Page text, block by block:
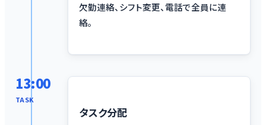
欠勤連絡、シフト変更、電話で全員に連
絡。
13:00
TASK
タスク分配